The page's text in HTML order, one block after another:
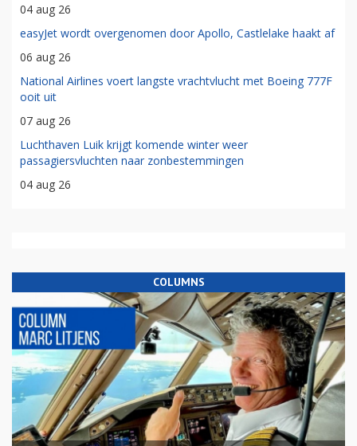
04 aug 26
easyJet wordt overgenomen door Apollo, Castlelake haakt af
06 aug 26
National Airlines voert langste vrachtvlucht met Boeing 777F
ooit uit
07 aug 26
Luchthaven Luik krijgt komende winter weer
passagiersvluchten naar zonbestemmingen
04 aug 26
COLUMNS